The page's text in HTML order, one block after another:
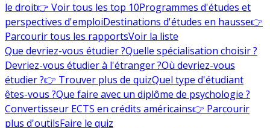
le droit👉 Voir tous les top 10Programmes d'études et
perspectives d'emploiDestinations d'études en hausse👉
Parcourir tous les rapportsVoir la liste
Que devriez-vous étudier ?Quelle spécialisation choisir ?
Devriez-vous étudier à l'étranger ?Où devriez-vous
étudier ?👉 Trouver plus de quizQuel type d'étudiant
êtes-vous ?Que faire avec un diplôme de psychologie ?
Convertisseur ECTS en crédits américains👉 Parcourir
plus d'outilsFaire le quiz